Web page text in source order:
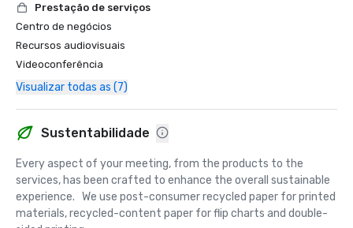
Prestação de serviços
Centro de negócios
Recursos audiovisuais
Videoconferência
Visualizar todas as (7)
Sustentabilidade
Every aspect of your meeting, from the products to the
services, has been crafted to enhance the overall sustainable
experience.   We use post-consumer recycled paper for printed
materials, recycled-content paper for flip charts and double-